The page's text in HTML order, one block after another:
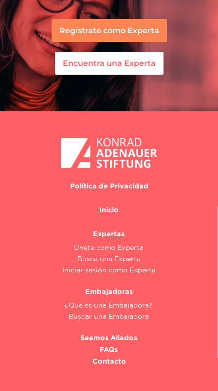
Regístrate como Experta
Encuentra una Experta
Política de Privacidad
Inicio
Expertas
Únete como Experta
Busca una Experta
Iniciar sesión como Experta
Embajadoras
¿Qué es una Embajadora?
Buscar una Embajadora
Seamos Aliados
FAQs
Contacto